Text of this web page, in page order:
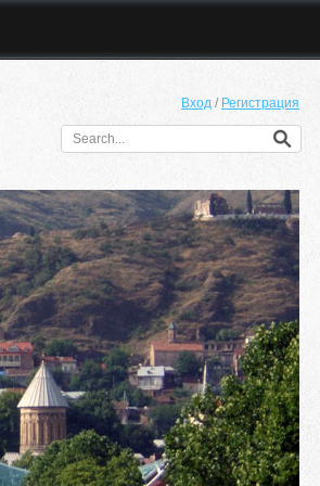
Вход / Регистрация